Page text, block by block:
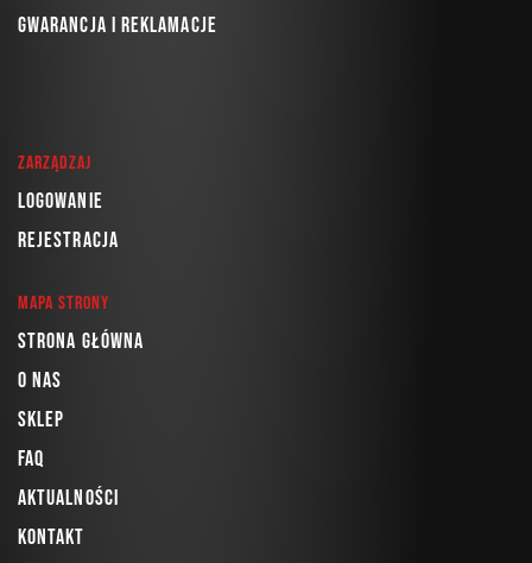
Gwarancja i reklamacje
Zarządzaj
Logowanie
Rejestracja
Mapa strony
Strona główna
O nas
Sklep
FAQ
Aktualności
Kontakt